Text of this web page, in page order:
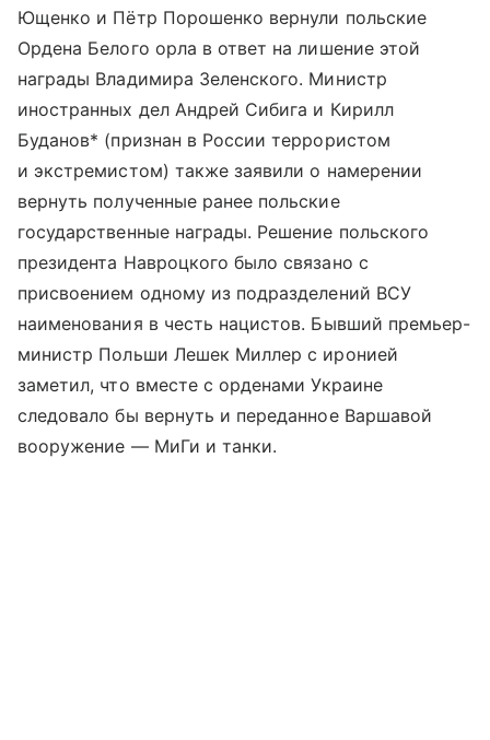
Ющенко и Пётр Порошенко вернули польские
Ордена Белого орла в ответ на лишение этой
награды Владимира Зеленского. Министр
иностранных дел Андрей Сибига и Кирилл
Буданов* (признан в России террористом
и экстремистом) также заявили о намерении
вернуть полученные ранее польские
государственные награды. Решение польского
президента Навроцкого было связано с
присвоением одному из подразделений ВСУ
наименования в честь нацистов. Бывший премьер-
министр Польши Лешек Миллер с иронией
заметил, что вместе с орденами Украине
следовало бы вернуть и переданное Варшавой
вооружение — МиГи и танки.